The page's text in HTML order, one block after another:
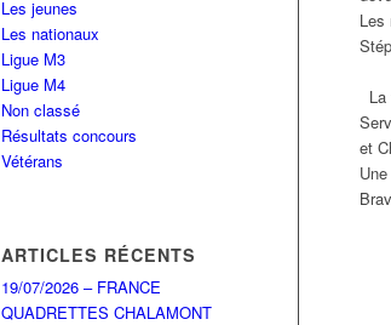
et
Les jeunes
Les nationaux
Ligue M3
Ligue M4
Non classé
Résultats concours
Vétérans
ARTICLES RÉCENTS
19/07/2026 – FRANCE
QUADRETTES CHALAMONT